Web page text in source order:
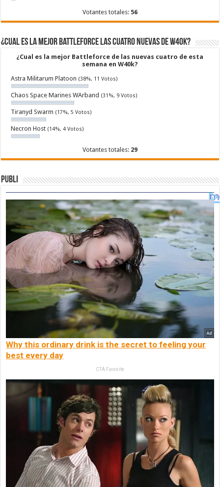
Votantes totales: 56
¿Cual es la mejor Battleforce las cuatro nuevas de W40k?
¿Cual es la mejor Battleforce de las nuevas cuatro de esta
semana en W40k?
Astra Militarum Platoon (38%, 11 Votos)
Chaos Space Marines WArband (31%, 9 Votos)
Tiranyd Swarm (17%, 5 Votos)
Necron Host (14%, 4 Votos)
Votantes totales: 29
Publi
Why this ordinary drink is the secret to feeling your
best every day
CTA Favorite